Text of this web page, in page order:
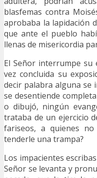
blasfemas contra
aprobaba la lapidación
que ante el pueblo
llenas de misericordia
El Señor interrumpe su
vez concluida su
decir palabra alguna se
se desentiende
o dibujó, ningún
trataba de un ejercicio
fariseos, a quienes
tenderle una trampa?
Los impacientes
Señor se levanta y